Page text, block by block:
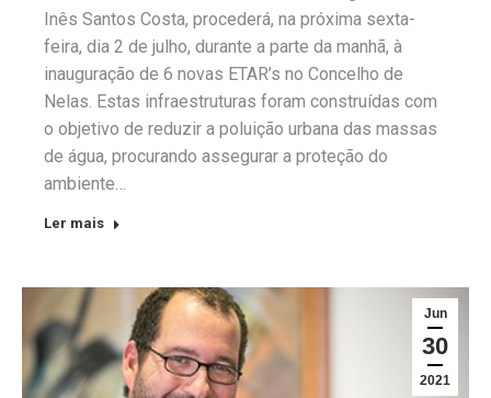
Inês Santos Costa, procederá, na próxima sexta-
feira, dia 2 de julho, durante a parte da manhã, à
inauguração de 6 novas ETAR’s no Concelho de
Nelas. Estas infraestruturas foram construídas com
o objetivo de reduzir a poluição urbana das massas
de água, procurando assegurar a proteção do
ambiente…
Ler mais
Jun
30
2021